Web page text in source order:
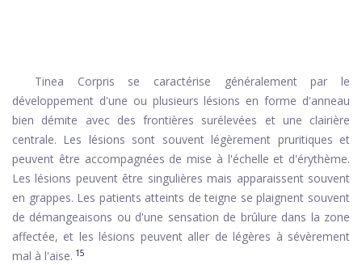
Tinea Corpris se caractérise généralement par le
développement d'une ou plusieurs lésions en forme d'anneau
bien démite avec des frontières surélevées et une clairière
centrale. Les lésions sont souvent légèrement pruritiques et
peuvent être accompagnées de mise à l'échelle et d'érythème.
Les lésions peuvent être singulières mais apparaissent souvent
en grappes. Les patients atteints de teigne se plaignent souvent
de démangeaisons ou d'une sensation de brûlure dans la zone
affectée, et les lésions peuvent aller de légères à sévèrement
mal à l'aise. 15